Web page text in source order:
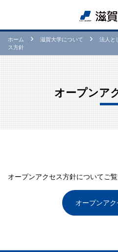
ホーム 滋賀⼤学について 法人と
ス方針
オープンア
オープンアクセス方針についてご覧
オープンア